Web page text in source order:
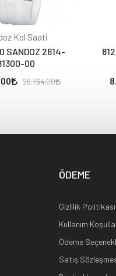
Kol Saati
SANDOZ 2614-
00
26.764,00
ÖDEME
Gizlilik Politikası
Kullanım
Ödeme
Satış